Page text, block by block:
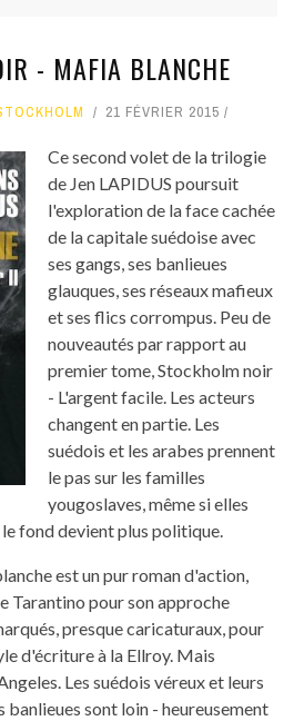
- MAFIA BLANCHE
21 FÉVRIER 2015
Ce second volet de la trilogie
de Jen LAPIDUS poursuit
l'exploration de la face cachée
de la capitale suédoise avec
ses gangs, ses banlieues
glauques, ses réseaux mafieux
et ses flics corrompus. Peu de
nouveautés par rapport au
premier tome, Stockholm noir
- L'argent facile. Les acteurs
changent en partie. Les
suédois et les arabes prennent
le pas sur les familles
yougoslaves, même si elles
fond devient plus politique.
est un pur roman d'action,
Tarantino pour son approche
presque caricaturaux, pour
d'écriture à la Ellroy. Mais
Les suédois véreux et leurs
banlieues sont loin - heureusement